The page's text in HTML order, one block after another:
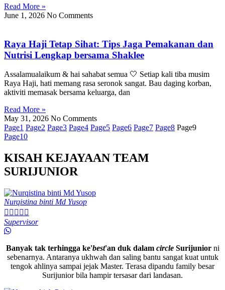
Read More »
June 1, 2026 No Comments
Raya Haji Tetap Sihat: Tips Jaga Pemakanan dan
Nutrisi Lengkap bersama Shaklee
Assalamualaikum & hai sahabat semua 🤍 Setiap kali tiba musim
Raya Haji, hati memang rasa seronok sangat. Bau daging korban,
aktiviti memasak bersama keluarga, dan
Read More »
May 31, 2026 No Comments
Page1 Page2 Page3 Page4 Page5 Page6 Page7 Page8 Page9
Page10
KISAH KEJAYAAN TEAM
SURIJUNIOR
Nurqistina binti Md Yusop
    
Supervisor
Banyak tak terhingga ke'best'an duk dalam circle Surijuniorni
sebenarnya. Antaranya ukhwah dan saling bantu sangat kuat untuk
tengok ahlinya sampai jejak Master. Terasa dipandu family besar
Surijunior bila hampir tersasar dari landasan.